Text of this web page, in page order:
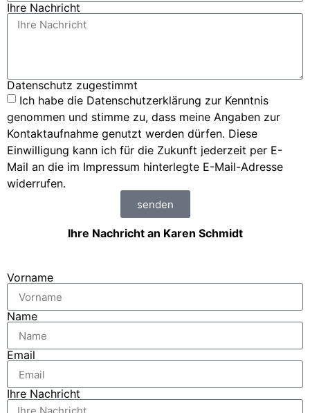
Ihre Nachricht
Datenschutz zugestimmt
Ich habe die Datenschutzerklärung zur Kenntnis
genommen und stimme zu, dass meine Angaben zur
Kontaktaufnahme genutzt werden dürfen. Diese
Einwilligung kann ich für die Zukunft jederzeit per E-
Mail an die im Impressum hinterlegte E-Mail-Adresse
widerrufen.
senden
Ihre Nachricht an Karen Schmidt
Vorname
Name
Email
Ihre Nachricht